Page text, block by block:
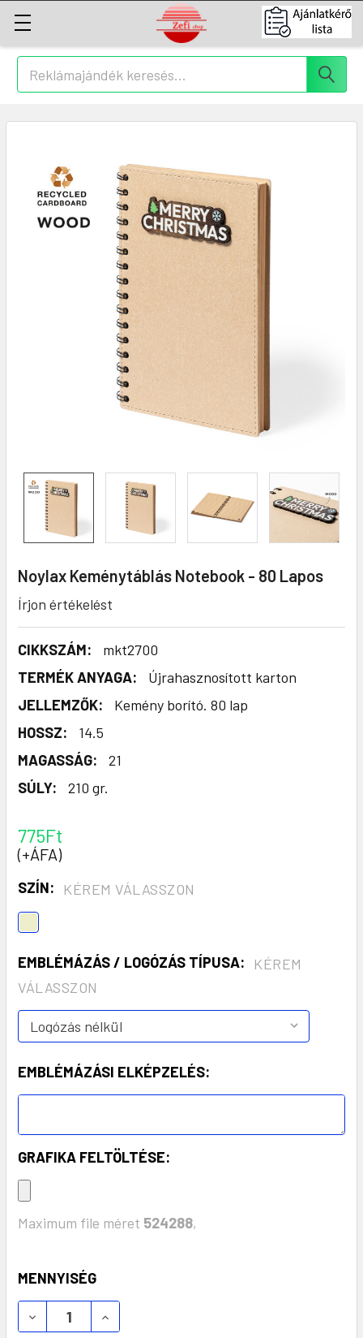
Keresés
Noylax Keménytáblás Notebook - 80 Lapos
Írjon értékelést
CIKKSZÁM:
mkt2700
TERMÉK ANYAGA:
Újrahasznosított karton
JELLEMZŐK:
Kemény borító. 80 lap
HOSSZ:
14.5
MAGASSÁG:
21
SÚLY:
210 gr.
775Ft
(+ÁFA)
SZÍN: KÉREM VÁLASSZON
EMBLÉMÁZÁS / LOGÓZÁS TÍPUSA:
KÉREM
VÁLASSZON
EMBLÉMÁZÁSI ELKÉPZELÉS:
GRAFIKA FELTÖLTÉSE:
Maximum file méret 524288,
KÉSZLET:
MENNYISÉG
NOYLAX KEMÉNYTÁBLÁS NOTEBOOK - 80 LAPOS
NOYLAX KEMÉNYTÁBLÁS NOTEBOOK -